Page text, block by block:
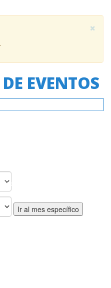
×
EVENTOS
Ir al mes específico